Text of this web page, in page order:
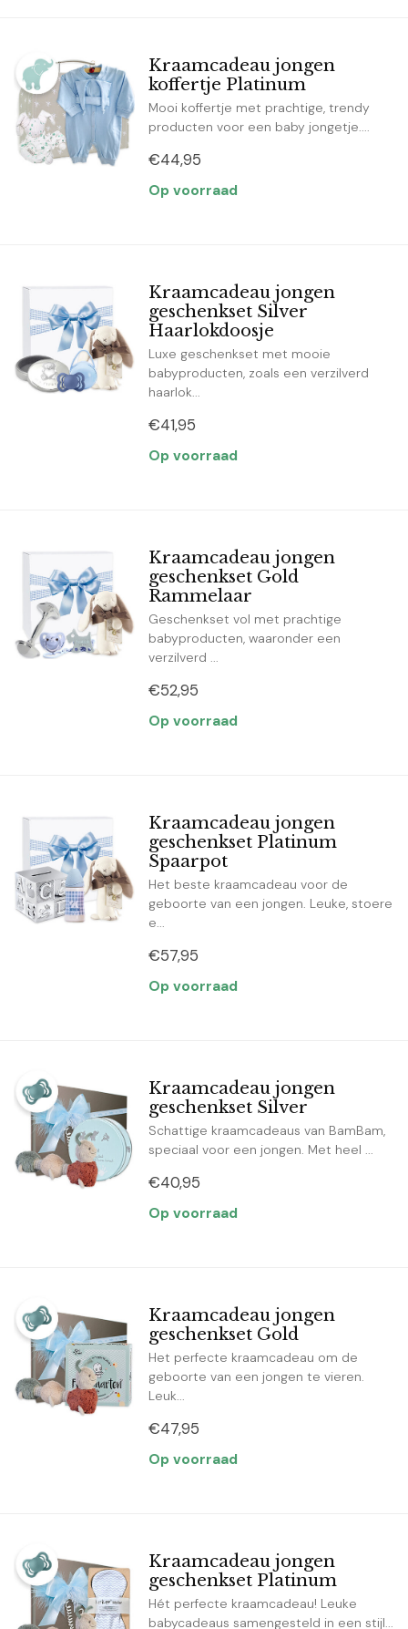
Kraamcadeau jongen
koffertje Platinum
Mooi koffertje met prachtige, trendy
producten voor een baby jongetje....
€44,95
Op voorraad
Kraamcadeau jongen
geschenkset Silver
Haarlokdoosje
Luxe geschenkset met mooie
babyproducten, zoals een verzilverd
haarlok...
€41,95
Op voorraad
Kraamcadeau jongen
geschenkset Gold
Rammelaar
Geschenkset vol met prachtige
babyproducten, waaronder een
verzilverd ...
€52,95
Op voorraad
Kraamcadeau jongen
geschenkset Platinum
Spaarpot
Het beste kraamcadeau voor de
geboorte van een jongen. Leuke, stoere
e...
€57,95
Op voorraad
Kraamcadeau jongen
geschenkset Silver
Schattige kraamcadeaus van BamBam,
speciaal voor een jongen. Met heel ...
€40,95
Op voorraad
Kraamcadeau jongen
geschenkset Gold
Het perfecte kraamcadeau om de
geboorte van een jongen te vieren.
Leuk...
€47,95
Op voorraad
Kraamcadeau jongen
geschenkset Platinum
Hét perfecte kraamcadeau! Leuke
babycadeaus samengesteld in een stijl...